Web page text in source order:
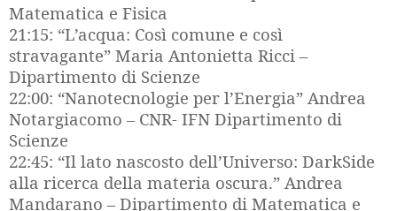
Matematica e Fisica
21:15: “L’acqua: Così comune e così
stravagante” Maria Antonietta Ricci –
Dipartimento di Scienze
22:00: “Nanotecnologie per l’Energia” Andrea
Notargiacomo – CNR- IFN Dipartimento di
Scienze
22:45: “Il lato nascosto dell’Universo: DarkSide
alla ricerca della materia oscura.” Andrea
Mandarano – Dipartimento di Matematica e